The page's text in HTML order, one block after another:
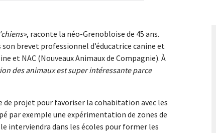
, raconte la néo-Grenobloise de 45 ans.
brevet professionnel d’éducatrice canine et
et NAC (Nouveaux Animaux de Compagnie). À
des animaux est super intéressante parce
de projet pour favoriser la cohabitation avec les
par exemple une expérimentation de zones de
interviendra dans les écoles pour former les